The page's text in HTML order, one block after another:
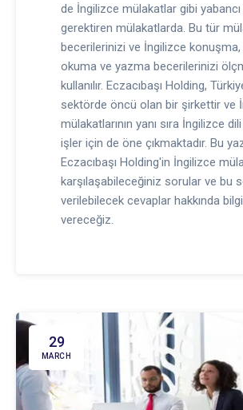
de İngilizce mülakatlar gibi yabancı
gerektiren mülakatlarda. Bu tür
becerilerinizi ve İngilizce konuşma,
okuma ve yazma becerilerinizi
kullanılır. Eczacıbaşı Holding,
sektörde öncü olan bir şirkettir ve
mülakatlarının yanı sıra İngilizce
işler için de öne çıkmaktadır. Bu
Eczacıbaşı Holding'in İngilizce
karşılaşabileceğiniz sorular ve bu
verilebilecek cevaplar hakkında bilgi
vereceğiz.
29
MARCH